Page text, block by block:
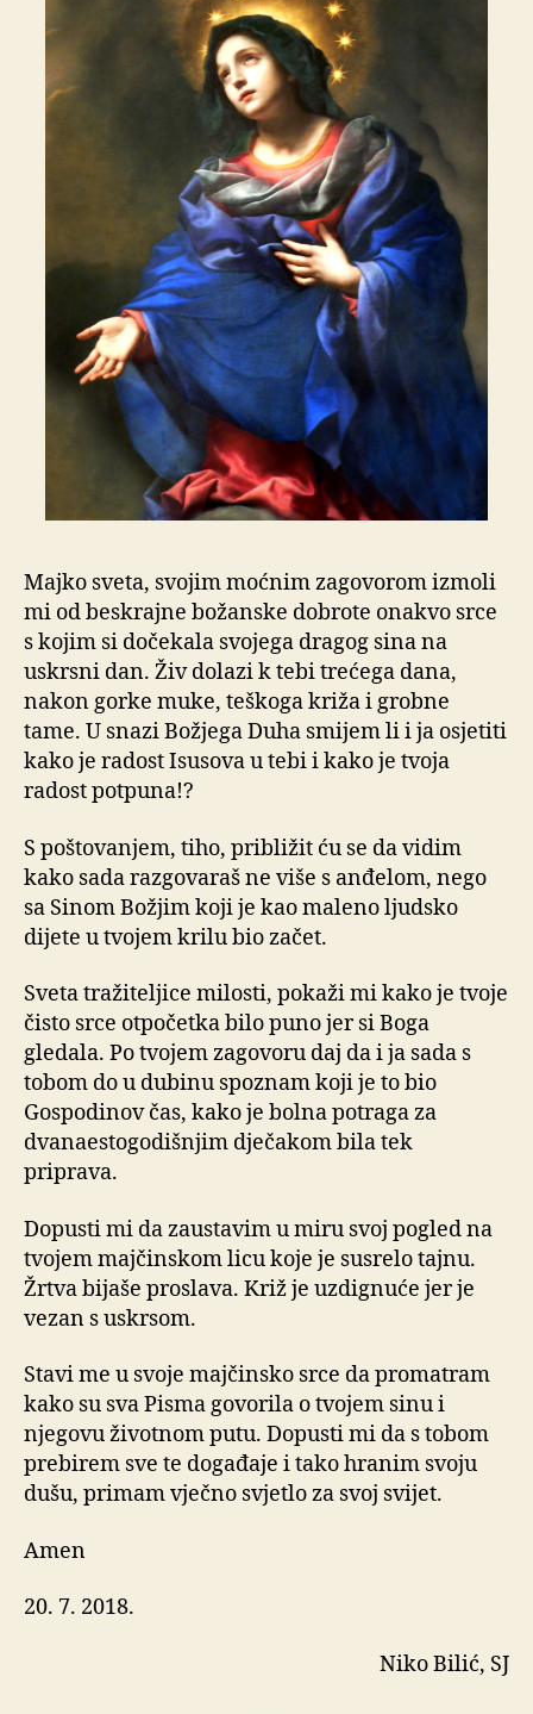
Majko sveta, svojim moćnim zagovorom izmoli
mi od beskrajne božanske dobrote onakvo srce
s kojim si dočekala svojega dragog sina na
uskrsni dan. Živ dolazi k tebi trećega dana,
nakon gorke muke, teškoga križa i grobne
tame. U snazi Božjega Duha smijem li i ja osjetiti
kako je radost Isusova u tebi i kako je tvoja
radost potpuna!?
S poštovanjem, tiho, približit ću se da vidim
kako sada razgovaraš ne više s anđelom, nego
sa Sinom Božjim koji je kao maleno ljudsko
dijete u tvojem krilu bio začet.
Sveta tražiteljice milosti, pokaži mi kako je tvoje
čisto srce otpočetka bilo puno jer si Boga
gledala. Po tvojem zagovoru daj da i ja sada s
tobom do u dubinu spoznam koji je to bio
Gospodinov čas, kako je bolna potraga za
dvanaestogodišnjim dječakom bila tek
priprava.
Dopusti mi da zaustavim u miru svoj pogled na
tvojem majčinskom licu koje je susrelo tajnu.
Žrtva bijaše proslava. Križ je uzdignuće jer je
vezan s uskrsom.
Stavi me u svoje majčinsko srce da promatram
kako su sva Pisma govorila o tvojem sinu i
njegovu životnom putu. Dopusti mi da s tobom
prebirem sve te događaje i tako hranim svoju
dušu, primam vječno svjetlo za svoj svijet.
Amen
20. 7. 2018.
Niko Bilić, SJ